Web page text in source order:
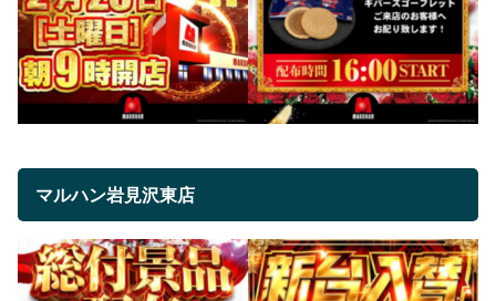
マルハン岩見沢東店